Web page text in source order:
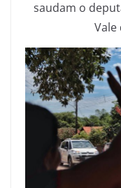
saudam o
Vale